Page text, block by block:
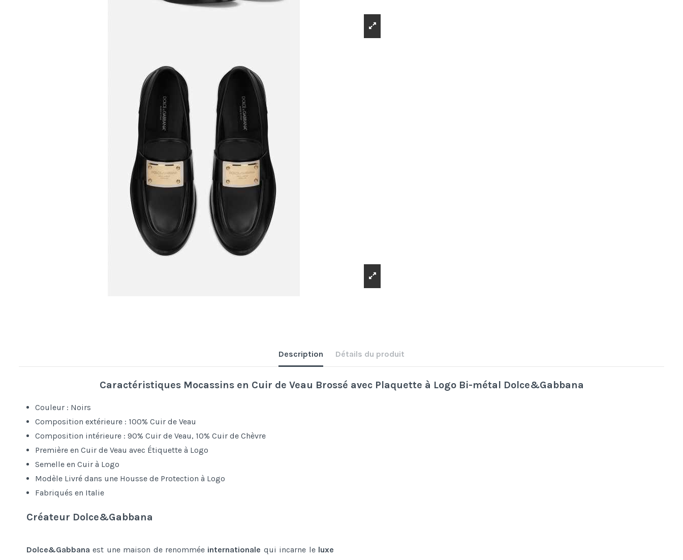
Description Détails du produit
Caractéristiques Mocassins en Cuir de Veau Brossé avec Plaquette à Logo Bi-métal Dolce&Gabbana
Couleur : Noirs
Composition extérieure : 100% Cuir de Veau
Composition intérieure : 90% Cuir de Veau, 10% Cuir de Chèvre
Première en Cuir de Veau avec Étiquette à Logo
Semelle en Cuir à Logo
Modèle Livré dans une Housse de Protection à Logo
Fabriqués en Italie
Créateur Dolce&Gabbana
Dolce&Gabbana est une maison de renommée internationale qui incarne le luxe